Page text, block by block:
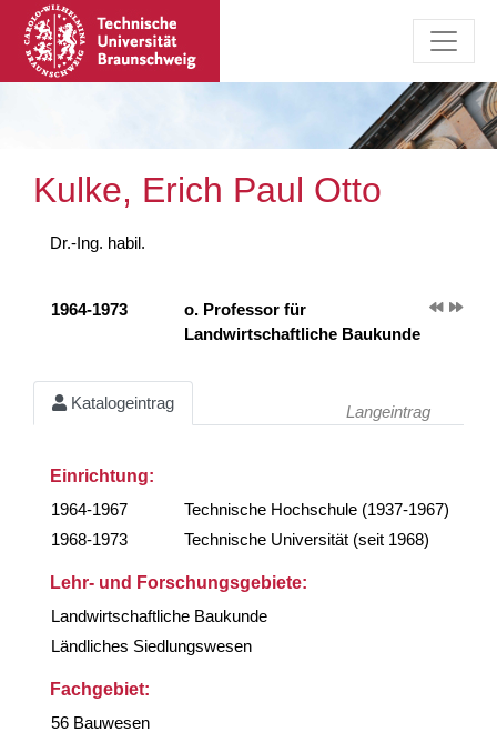
Kulke, Erich Paul Otto
Dr.-Ing. habil.
1964-1973
o. Professor für
Landwirtschaftliche Baukunde
Katalogeintrag Langeintrag
Einrichtung:
1964-1967
Technische Hochschule (1937-1967)
1968-1973
Technische Universität (seit 1968)
Lehr- und Forschungsgebiete:
Landwirtschaftliche Baukunde
Ländliches Siedlungswesen
Fachgebiet:
56 Bauwesen